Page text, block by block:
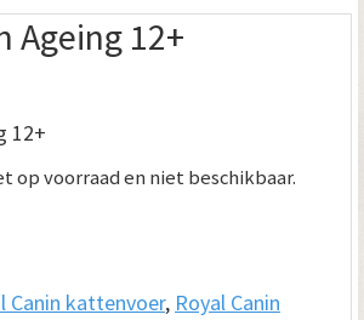
Ageing 12+
12+
op voorraad en niet beschikbaar.
Canin kattenvoer, Royal Canin